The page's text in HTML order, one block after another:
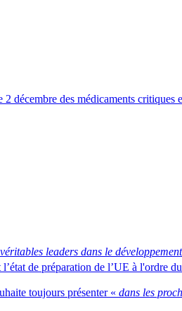
2 décembre des médicaments critiques
leaders dans le
de préparation de l’UE à l'ordre
toujours présenter « dans les